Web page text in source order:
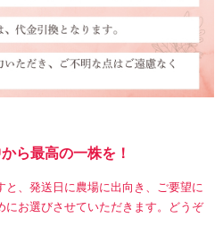
ら最高の一株を！
と、発送日に農場に出向き、ご要望に
にお選びさせていただきます。どうぞ